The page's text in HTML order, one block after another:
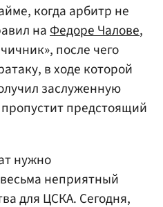
когда арбитр не
на Федоре Чалове,
после чего
в ходе которой
заслуженную
предстоящий
нужно
неприятный
для ЦСКА. Сегодня,